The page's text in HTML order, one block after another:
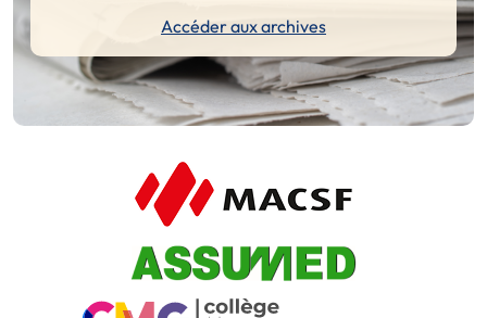
Accéder aux archives